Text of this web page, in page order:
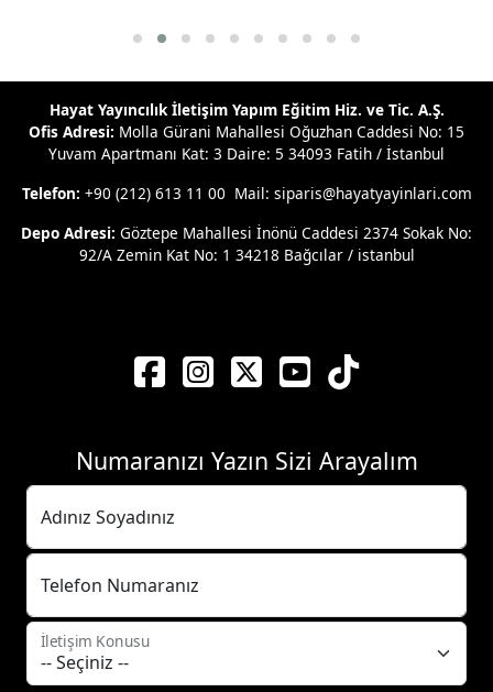
Hayat Yayıncılık İletişim Yapım Eğitim Hiz. ve Tic. A.Ş.
Ofis Adresi: Molla Gürani Mahallesi Oğuzhan Caddesi No: 15
Yuvam Apartmanı Kat: 3 Daire: 5 34093 Fatih / İstanbul
Telefon: +90 (212) 613 11 00 Mail: siparis@hayatyayinlari.com
Depo Adresi: Göztepe Mahallesi İnönü Caddesi 2374 Sokak No:
92/A Zemin Kat No: 1 34218 Bağcılar / istanbul
Numaranızı Yazın Sizi Arayalım
Adınız Soyadınız
Telefon Numaranız
İletişim Konusu